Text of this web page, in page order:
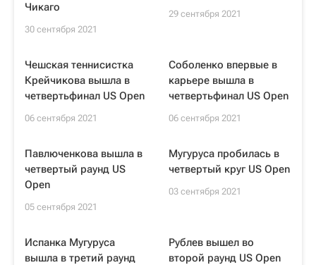
Чикаго
30 сентября 2021
29 сентября 2021
Чешская теннисистка
Крейчикова вышла в
четвертьфинал US Open
06 сентября 2021
Соболенко впервые в
карьере вышла в
четвертьфинал US Open
06 сентября 2021
Павлюченкова вышла в
четвертый раунд US
Open
05 сентября 2021
Мугуруса пробилась в
четвертый круг US Open
03 сентября 2021
Испанка Мугуруса
вышла в третий раунд
Рублев вышел во
второй раунд US Open